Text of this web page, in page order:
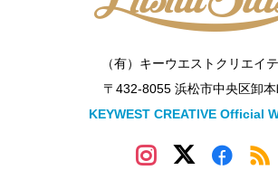
（有）キーウエストクリエイ
〒432-8055 浜松市中央区卸
KEYWEST CREATIVE Official